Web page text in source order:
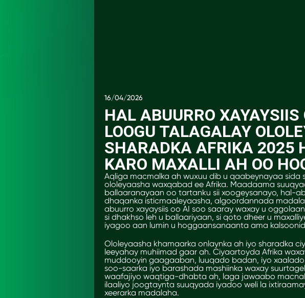
16/04/2026
HAL ABUURRO XAYAYSIIS
LOOGU TALAGALAY
SHARADKA AFRIKA 2025
KARO MAXALLI AH OO
Aqliga macmalka ah wuxuu dib u qaabeynayaa
ololeyaasha waxqabad ee Afrika. Maadaama
ballaaranayaan oo tartanku sii xoogeysanayo, hal-
dhaqanka isticmaaleyaasha, algoordannada
abuurro xayaysiis oo AI soo saaray waxay u
si dhakhso leh u ballaariyaan, si qoto dheer u
iyagoo aan lumin u hoggaansanaanta ama
Ololeyaasha khamaarka onlaynka ah iyo sharadka
leeyahay muhiimad gaar ah. Ciyaartoyda Afrika
muddooyin gaagaaban, luuqado badan, iyo
soo-saarka iyo barashada mashiinka waxay
waafajiyo waqtiga-dhabta ah, laga jawaabo
ilaaliyo joogtaynta suuqyada iyadoo weli la
xeerarka madalaha.